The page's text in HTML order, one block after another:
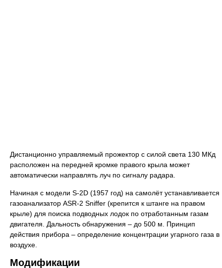
Дистанционно управляемый прожектор с силой света 130 МКд
расположен на передней кромке правого крыла может
автоматически направлять луч по сигналу радара.
Начиная с модели S-2D (1957 год) на самолёт устанавливается
газоанализатор ASR-2 Sniffer (крепится к штанге на правом
крыле) для поиска подводных лодок по отработанным газам
двигателя. Дальность обнаружения – до 500 м. Принцип
действия прибора – определение концентрации угарного газа в
воздухе.
Модификации